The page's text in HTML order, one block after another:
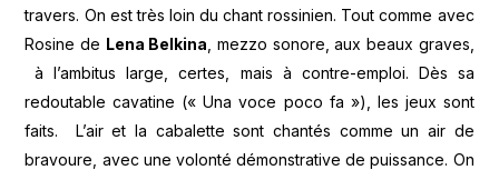
travers. On est très loin du chant rossinien. Tout comme avec
Rosine de Lena Belkina , mezzo sonore, aux beaux graves,
à l’ambitus large, certes, mais à contre-emploi. Dès sa
redoutable cavatine (« Una voce poco fa »), les jeux sont
faits. L’air et la cabalette sont chantés comme un air de
bravoure, avec une volonté démonstrative de puissance. On